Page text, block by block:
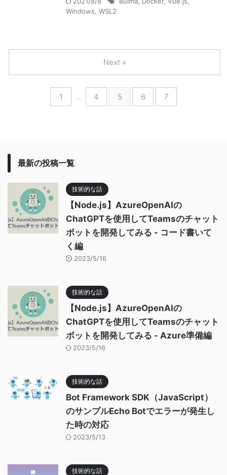
Windows WSL2
1 … 4 5 6 7
Next »
最新の投稿一覧
技術的な話
【Node.js】AzureOpenAIの
ChatGPTを使用してTeamsのチャット
ボットを開発してみる - コード書いて
く編
2023/5/16
技術的な話
【Node.js】AzureOpenAIの
ChatGPTを使用してTeamsのチャット
ボットを開発してみる - Azure準備編
2023/5/16
技術的な話
Bot Framework SDK（JavaScript）
のサンプルEcho Botでエラーが発生し
た時の対応
2023/5/13
技術的な話